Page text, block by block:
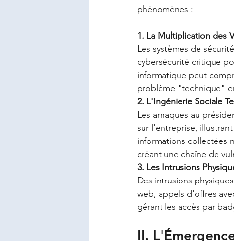
phénomènes :
1. La Multiplication des
Les systèmes de
cybersécurité critique
informatique peut
problème "technique"
2. L'Ingénierie Sociale
Les arnaques au
sur l'entreprise,
informations collectées
créant une chaîne de
3. Les Intrusions
Des intrusions
web, appels d'offres
gérant les accès par
II.